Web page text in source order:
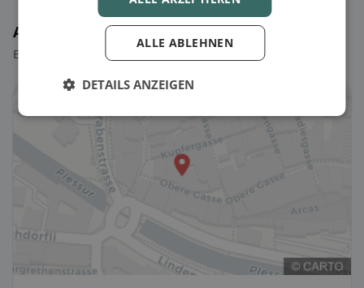
Ausgewählte Restaurants
Ein paar Picks, um sofort loszulegen.
ALLE ABLEHNEN
DETAILS ANZEIGEN